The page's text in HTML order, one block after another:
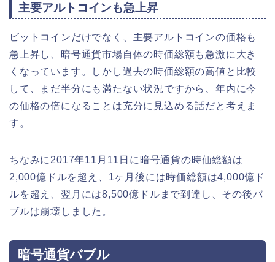
主要アルトコインも急上昇
ビットコインだけでなく、主要アルトコインの価格も
急上昇し、暗号通貨市場自体の時価総額も急激に大き
くなっています。しかし過去の時価総額の高値と比較
して、まだ半分にも満たない状況ですから、年内に今
の価格の倍になることは充分に見込める話だと考えま
す。
ちなみに2017年11月11日に暗号通貨の時価総額は
2,000億ドルを超え、1ヶ月後には時価総額は4,000億ド
ルを超え、翌月には8,500億ドルまで到達し、その後バ
ブルは崩壊しました。
暗号通貨バブル